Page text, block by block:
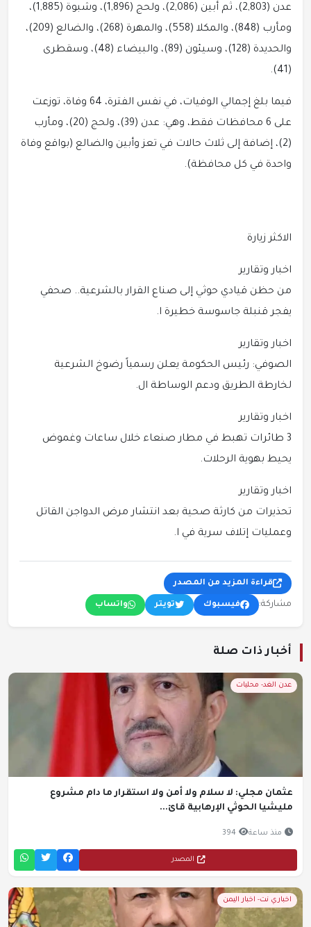
عدن (2,803)، ثم أبين (2,086)، ولحج (1,896)، وشبوة (1,885)،
ومأرب (848)، والمكلا (558)، والمهرة (268)، والضالع (209)،
والحديدة (128)، وسيئون (89)، والبيضاء (48)، وسقطرى
(41).
فيما بلغ إجمالي الوفيات، في نفس الفترة، 64 وفاة، توزعت
على 6 محافظات فقط، وهي: عدن (39)، ولحج (20)، ومأرب
(2)، إضافة إلى ثلاث حالات في تعز وأبين والضالع (بواقع وفاة
واحدة في كل محافظة).
الاكثر زيارة
اخبار وتقارير
من حظن قيادي حوثي إلى صناع القرار بالشرعية.. صحفي
يفجر قنبلة جاسوسة خطيرة ا.
اخبار وتقارير
الصوفي: رئيس الحكومة يعلن رسمياً رضوخ الشرعية
لخارطة الطريق ودعم الوساطة ال.
اخبار وتقارير
3 طائرات تهبط في مطار صنعاء خلال ساعات وغموض
يحيط بهوية الرحلات.
اخبار وتقارير
تحذيرات من كارثة صحية بعد انتشار مرض الدواجن القاتل
وعمليات إتلاف سرية في ا.
قراءة المزيد من المصدر
مشاركة: فيسبوك تويتر واتساب
أخبار ذات صلة
عدن الغد- محليات
عثمان مجلي: لا سلام ولا أمن ولا استقرار ما دام مشروع
مليشيا الحوثي الإرهابية قائ...
منذ ساعة 394
المصدر
اخباري نت- اخبار اليمن